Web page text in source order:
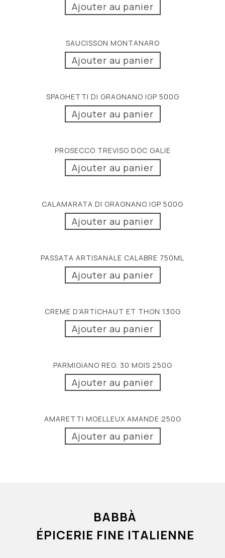
Ajouter au panier
SAUCISSON MONTANARO
Ajouter au panier
SPAGHETTI DI GRAGNANO IGP 500G
Ajouter au panier
PROSECCO TREVISO DOC GALIE
Ajouter au panier
CALAMARATA DI GRAGNANO IGP 500G
Ajouter au panier
PASSATA ARTISANALE CALABRE 750ML
Ajouter au panier
CREME D'ARTICHAUT ET THON 130G
Ajouter au panier
PARMIGIANO REG. 30 MOIS 250G
Ajouter au panier
AMARETTI MOELLEUX AMANDE 250G
Ajouter au panier
BABBÀ
ÉPICERIE FINE ITALIENNE